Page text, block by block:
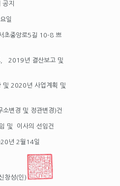
공지
일
초중앙로5길 10-8 쁘
2019년 결산보고 및
년 사업계획 및
및 정관변경)건
이사의 선임건
14일
창성(인)